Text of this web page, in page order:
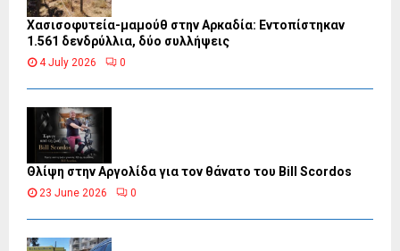
Χασισοφυτεία-μαμούθ στην Αρκαδία: Εντοπίστηκαν
1.561 δενδρύλλια, δύο συλλήψεις
4 July 2026 0
Θλίψη στην Αργολίδα για τον θάνατο του Bill Scordos
23 June 2026 0